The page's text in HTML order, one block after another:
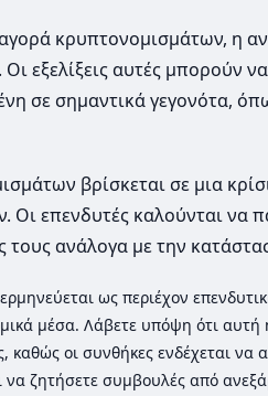
κρυπτονομισμάτων, η
εξελίξεις αυτές μπορούν
σε σημαντικά γεγονότα,
βρίσκεται σε μια
Οι επενδυτές καλούνται να
τους ανάλογα με την
ως περιέχον
μέσα. Λάβετε υπόψη ότι
καθώς οι συνθήκες ενδέχεται
ζητήσετε συμβουλές από